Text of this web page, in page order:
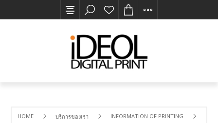
HOME บริการของเรา INFORMATION OF PRINTING